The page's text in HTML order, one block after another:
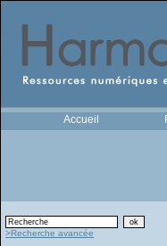
Accueil
>Recherche avancée